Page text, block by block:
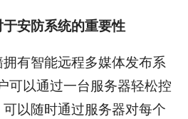
安防系统的重要性
有智能远程多媒体发布系
可以通过一台服务器轻松控
以随时通过服务器对每个